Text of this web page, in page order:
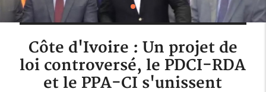
Côte d'Ivoire : Un projet de
loi controversé, le PDCI-RDA
et le PPA-CI s'unissent